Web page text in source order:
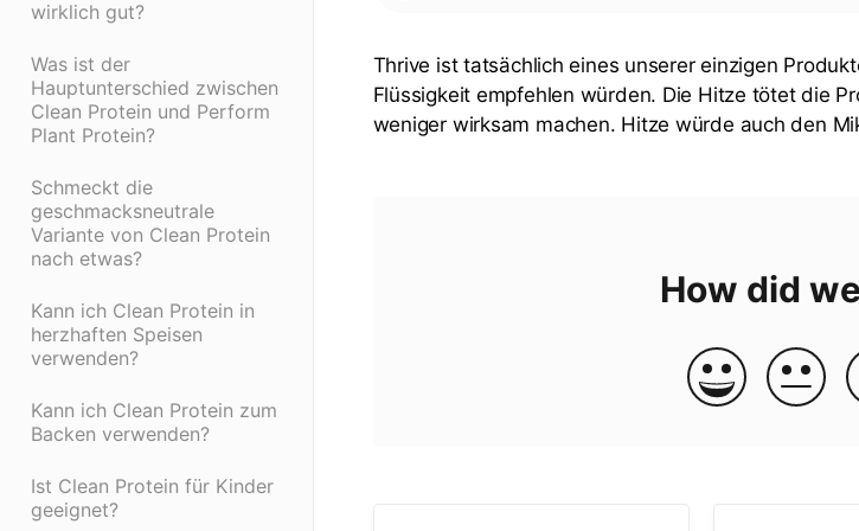
wirklich gut?
Was ist der
Hauptunterschied zwischen
Clean Protein und Perform
Plant Protein?
Schmeckt die
geschmacksneutrale
Variante von Clean Protein
nach etwas?
Kann ich Clean Protein in
herzhaften Speisen
verwenden?
Kann ich Clean Protein zum
Backen verwenden?
Ist Clean Protein für Kinder
geeignet?
Thrive ist tatsächlich eines unserer einzigen
Flüssigkeit empfehlen würden. Die Hitze tötet die
weniger wirksam machen. Hitze würde auch den
How did